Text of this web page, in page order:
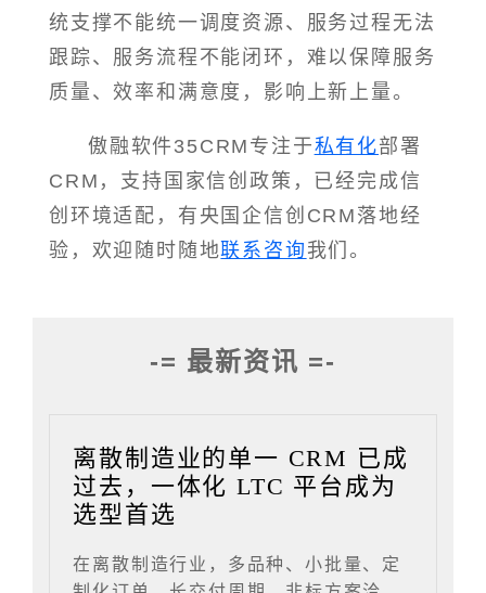
统支撑不能统一调度资源、服务过程无法
跟踪、服务流程不能闭环，难以保障服务
质量、效率和满意度，影响上新上量。
傲融软件35CRM专注于私有化部署
CRM，支持国家信创政策，已经完成信
创环境适配，有央国企信创CRM落地经
验，欢迎随时随地联系咨询 我们。
-= 最新资讯 =-
离散制造业的单一 CRM 已成
过去，一体化 LTC 平台成为
选型首选
在离散制造行业，多品种、小批量、定